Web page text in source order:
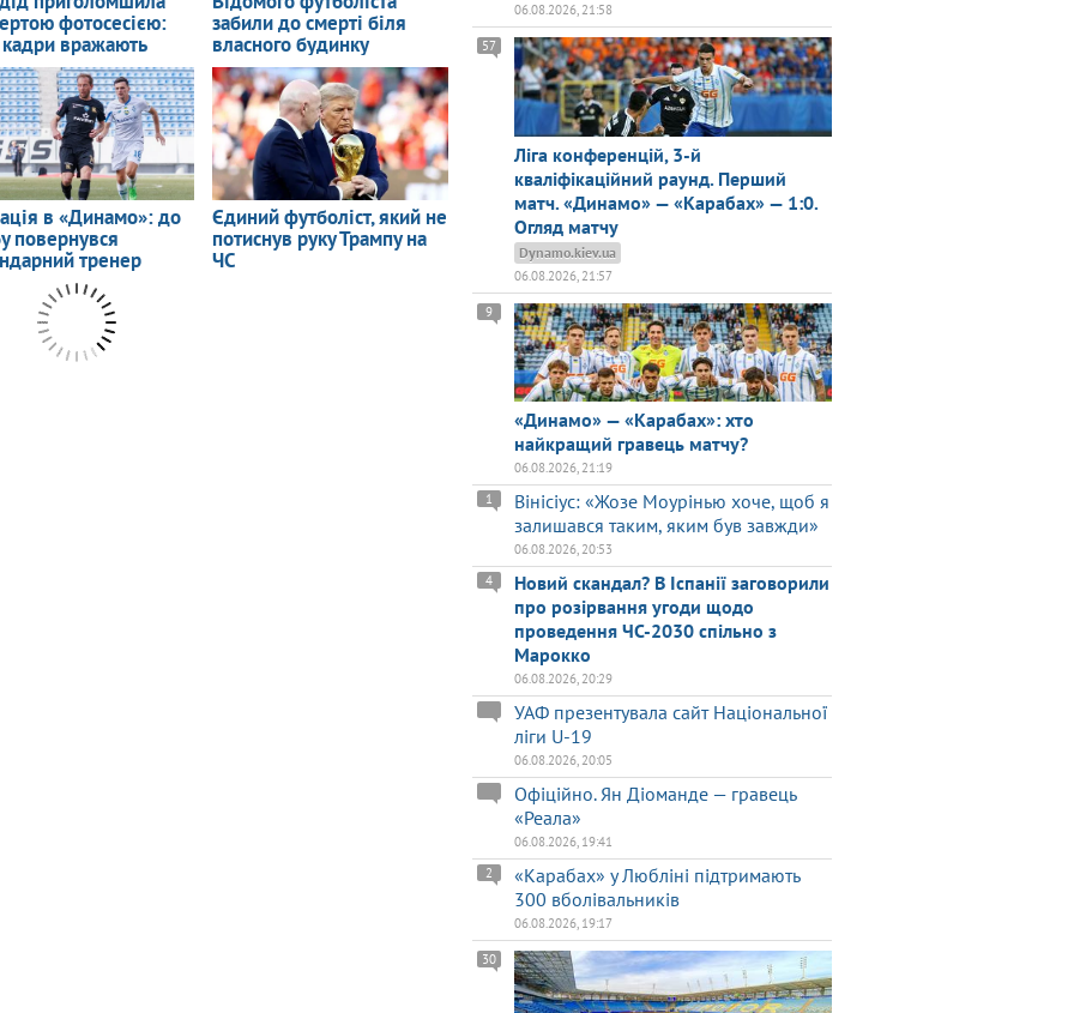
06.08.2026, 21:58
Ліга конференцій, 3-й
кваліфікаційний раунд. Перший
матч. «Динамо» — «Карабах» — 1:0.
Огляд матчу
57
Dynamo.kiev.ua
06.08.2026, 21:57
«Динамо» — «Карабах»: хто
найкращий гравець матчу?
9
06.08.2026, 21:19
Вінісіус: «Жозе Моурінью хоче, щоб я
залишався таким, яким був завжди»
1
06.08.2026, 20:53
Новий скандал? В Іспанії заговорили
про розірвання угоди щодо
проведення ЧС-2030 спільно з
Марокко
4
06.08.2026, 20:29
УАФ презентувала сайт Національної
ліги U-19
06.08.2026, 20:05
Офіційно. Ян Діоманде — гравець
«Реала»
06.08.2026, 19:41
«Карабах» у Любліні підтримають
300 вболівальників
2
06.08.2026, 19:17
30